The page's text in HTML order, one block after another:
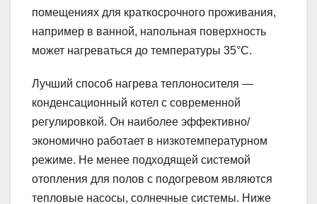
помещениях для краткосрочного проживания,
например в ванной, напольная поверхность
может нагреваться до температуры 35°C.
Лучший способ нагрева теплоносителя —
конденсационный котел с современной
регулировкой. Он наиболее эффективно/
экономично работает в низкотемпературном
режиме. Не менее подходящей системой
отопления для полов с подогревом являются
тепловые насосы, солнечные системы. Ниже